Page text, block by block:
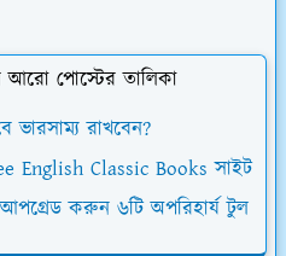
পোস্টের তালিকা
ভারসাম্য রাখবেন?
English Classic Books সাইট
করুন ৬টি অপরিহার্য টুল